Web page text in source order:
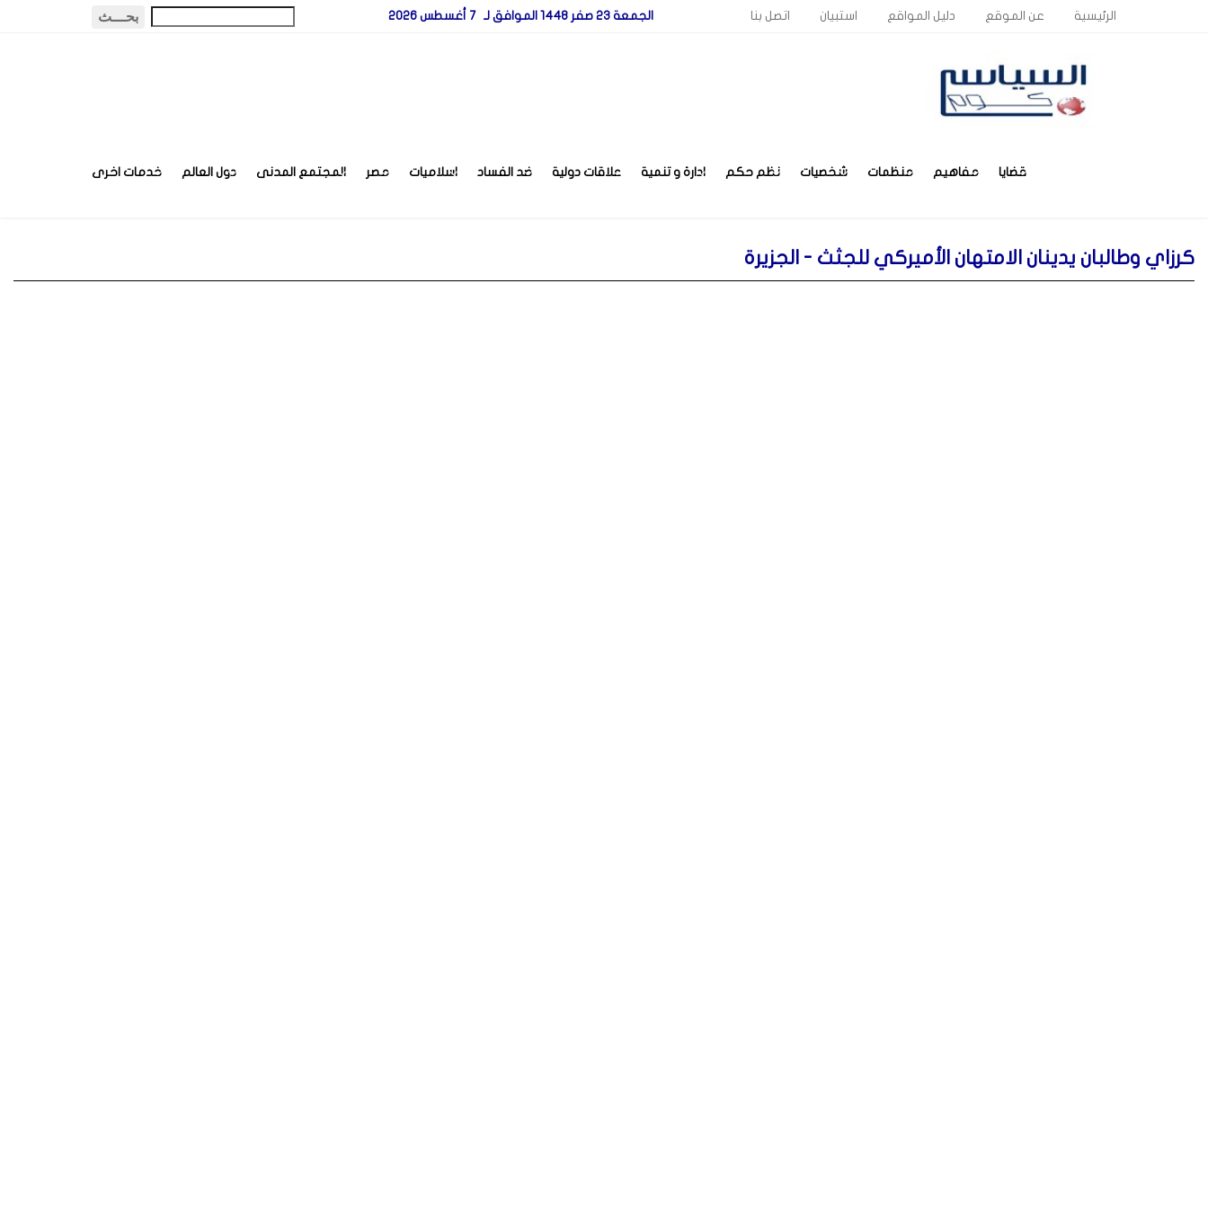
الرئيسية عن الموقع دليل المواقع استبيان اتصل بنا الجمعة 23 صفر 1448 الموافق لـ 7 أغسطس 2026
قضايا مفاهيم منظمات شخصيات نظم حكم ادارة و تنمية علاقات دولية ضد الفساد اسلاميات مصر المجتمع المدنى دول العالم خدمات اخرى
كرزاي وطالبان يدينان الامتهان الأميركي للجثث - الجزيرة